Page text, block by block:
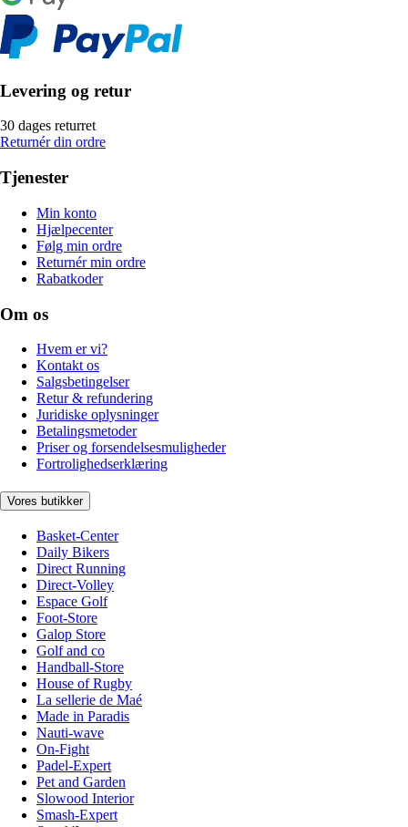
Levering og retur
30 dages returret
Returnér din ordre
Tjenester
Min konto
Hjælpecenter
Følg min ordre
Returnér min ordre
Rabatkoder
Om os
Hvem er vi?
Kontakt os
Salgsbetingelser
Retur & refundering
Juridiske oplysninger
Betalingsmetoder
Priser og forsendelsesmuligheder
Fortrolighedserklæring
Vores butikker
Basket-Center
Daily Bikers
Direct Running
Direct-Volley
Espace Golf
Foot-Store
Galop Store
Golf and co
Handball-Store
House of Rugby
La sellerie de Maé
Made in Paradis
Nauti-wave
On-Fight
Padel-Expert
Pet and Garden
Slowood Interior
Smash-Expert